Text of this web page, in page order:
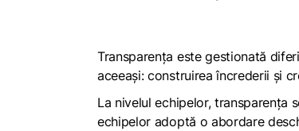
Transparența este gestionată
aceeași: construirea încrederii și
La nivelul echipelor, transparența
echipelor adoptă o abordare